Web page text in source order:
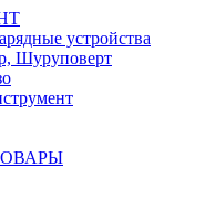
устройства
Шуруповерт